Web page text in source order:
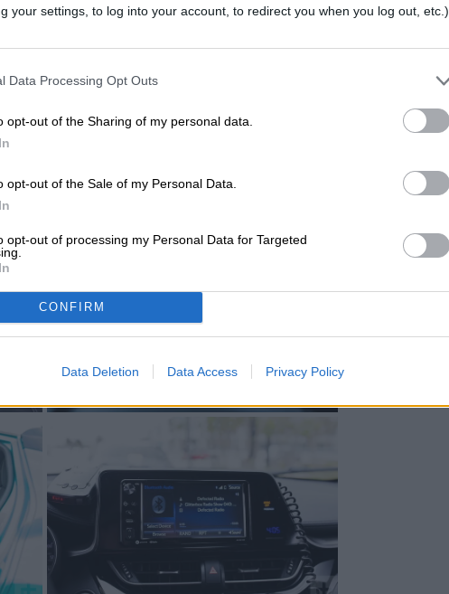
your settings, to log into your account, to redirect you when you log out, etc.).
Data Processing Opt Outs
opt-out of the Sharing of my personal data.
opt-out of the Sale of my Personal Data.
opt-out of processing my Personal Data for Targeted
CONFIRM
Data Deletion Data Access Privacy Policy
levantado, pero con un interior
más vertical. Eso es justamente lo que
de los asientos delanteros. El techo alto da
Todos los plásticos y materiales parecen
colocados, y nos recuerdan que los
un interior de automóvil simple, limpio y